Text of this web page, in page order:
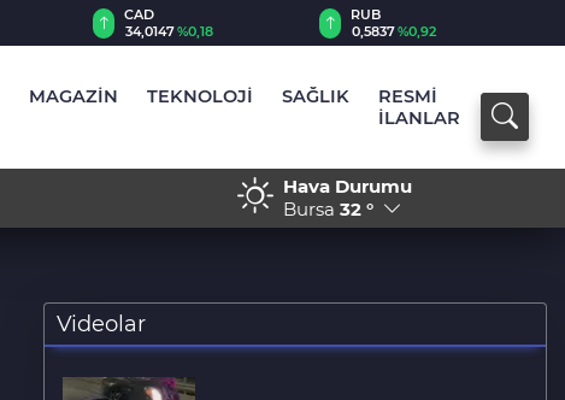
RUB
0,5837%0,92
AED
12,9824%0,21
MAGAZİN TEKNOLOJİ SAĞLIK
RESMİ
İLANLAR
17:30 - Husiler’den
Hava Durumu
Bursa 32 °
Videolar